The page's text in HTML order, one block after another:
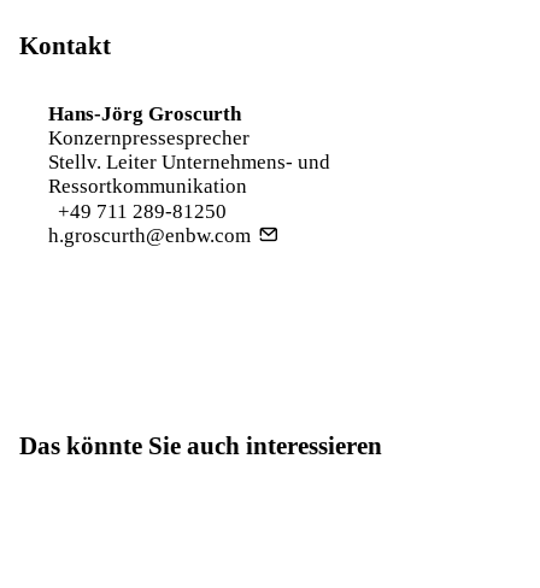
Kontakt
Hans-Jörg Groscurth
Konzernpressesprecher
Stellv. Leiter Unternehmens- und
Ressortkommunikation
+49 711 289-81250
h.groscurth@enbw.com
Das könnte Sie auch interessieren